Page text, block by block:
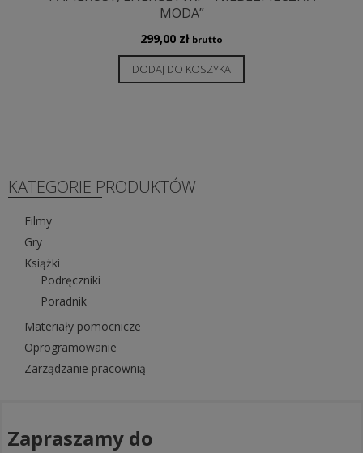
MODA”
299,00 zł brutto
DODAJ DO KOSZYKA
KATEGORIE PRODUKTÓW
Filmy
Gry
Książki
Podręczniki
Poradnik
Materiały pomocnicze
Oprogramowanie
Zarządzanie pracownią
Zapraszamy do